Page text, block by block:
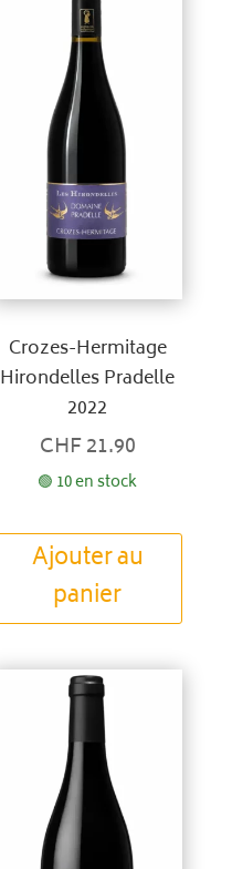
Crozes-Hermitage
Hirondelles Pradelle
2022
CHF21.90
🟢 10 en stock
Ajouter au
panier